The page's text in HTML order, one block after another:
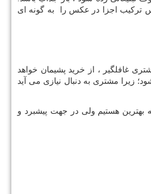
ترکیب اجزا در عکس را به گونه ای
غافلگیر ، از خرید پشیمان خواهد
زیرا مشتری به دنبال نیازی می آید
بهترین هستیم ولی در جهت پیشبرد و